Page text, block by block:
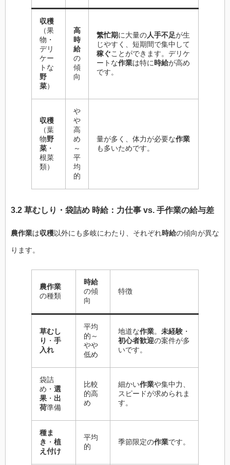
収穫
（果
物・
デリ
ケー
トな
野
菜）
高
時
給
の
傾
向
繁忙期に大量の人手不足が生
じやすく、短期間で集中して
稼ぐことができます。デリケ
ートな作業は特に時給が高め
です。
収穫
（葉
物野
菜 ・
根菜
類）
や
や
高
め
～
平
均
的
量が多く、体力が必要な作業
も多いためです。
3.2 草むしり・袋詰め 時給：力仕事 vs. 手作業の給与差
農作業は収穫以外にも多岐にわたり、それぞれ時給の傾向が異な
ります。
農作業
の種類
時給
の傾
向
特徴
草むし
り ・ 手
入れ
平均
的～
やや
低め
地道な作業。 未経験 ・
初心者歓迎の案件が多
いです。
袋詰
め・ 選
果 ・ 出
荷準備
比較
的高
め
細かい作業や集中力、
スピードが求められま
す。
種ま
き ・ 植
え付け
平均
的
季節限定の作業です。